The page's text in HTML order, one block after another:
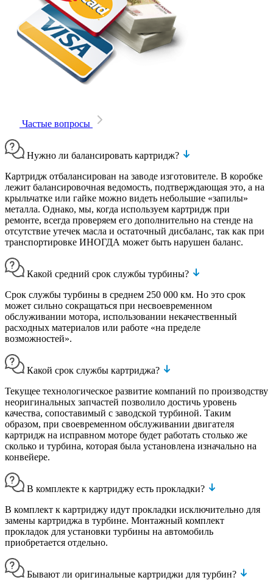
Частые вопросы
Нужно ли балансировать картридж?
Картридж отбалансирован на заводе изготовителе. В коробке
лежит балансировочная ведомость, подтверждающая это, а на
крыльчатке или гайке можно видеть небольшие «запилы»
металла. Однако, мы, когда используем картридж при
ремонте, всегда проверяем его дополнительно на стенде на
отсутствие утечек масла и остаточный дисбаланс, так как при
транспортировке ИНОГДА может быть нарушен баланс.
Какой средний срок службы турбины?
Срок службы турбины в среднем 250 000 км. Но это срок
может сильно сокращаться при несвоевременном
обслуживании мотора, использовании некачественный
расходных материалов или работе «на пределе
возможностей».
Какой срок службы картриджа?
Текущее технологическое развитие компаний по производству
неоригинальных запчастей позволило достичь уровень
качества, сопоставимый с заводской турбиной. Таким
образом, при своевременном обслуживании двигателя
картридж на исправном моторе будет работать столько же
сколько и турбина, которая была установлена изначально на
конвейере.
В комплекте к картриджу есть прокладки?
В комплект к картриджу идут прокладки исключительно для
замены картриджа в турбине. Монтажный комплект
прокладок для установки турбины на автомобиль
приобретается отдельно.
Бывают ли оригинальные картриджи для турбин?